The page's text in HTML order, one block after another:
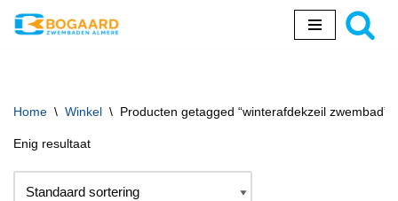
inhoud
Home \ Winkel \ Producten getagged “winterafdekzeil zwembad”
Enig resultaat